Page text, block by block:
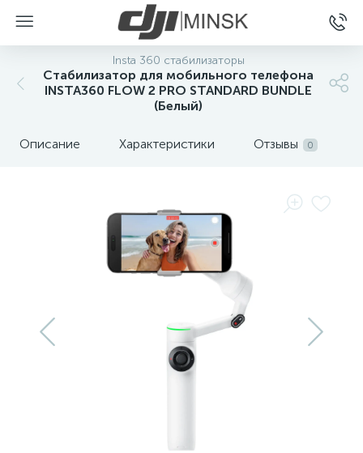
Insta 360 стабилизаторы
Стабилизатор для мобильного телефона
INSTA360 FLOW 2 PRO STANDARD BUNDLE
(Белый)
Описание Характеристики Отзывы 0